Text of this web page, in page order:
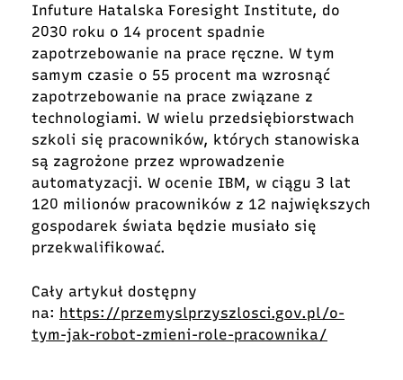
Infuture Hatalska Foresight Institute, do
2030 roku o 14 procent spadnie
zapotrzebowanie na prace ręczne. W tym
samym czasie o 55 procent ma wzrosnąć
zapotrzebowanie na prace związane z
technologiami. W wielu przedsiębiorstwach
szkoli się pracowników, których stanowiska
są zagrożone przez wprowadzenie
automatyzacji. W ocenie IBM, w ciągu 3 lat
120 milionów pracowników z 12 największych
gospodarek świata będzie musiało się
przekwalifikować.
Cały artykuł dostępny
na: https://przemyslprzyszlosci.gov.pl/o-
tym-jak-robot-zmieni-role-pracownika/